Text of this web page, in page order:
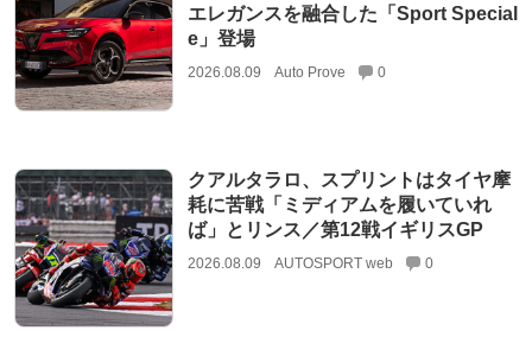
エレガンスを融合した「Sport Special
e」登場
2026.08.09 Auto Prove 0
クアルタラロ、スプリントはタイヤ摩
耗に苦戦「ミディアムを履いていれ
ば」とリンス／第12戦イギリスGP
2026.08.09 AUTOSPORT web 0